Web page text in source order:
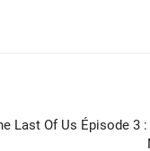
Last Of Us Épisode 3